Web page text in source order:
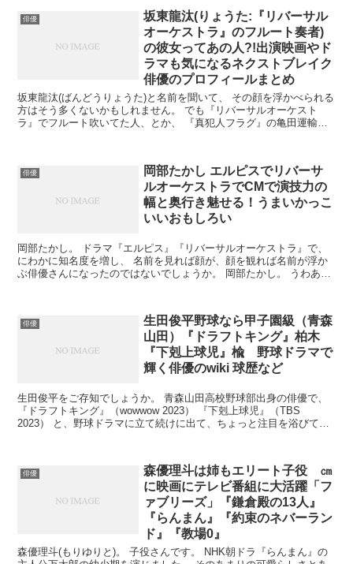
俳優
坂東龍汰(りょうた:『リバーサル
オーケストラ』のフルート奏者)
の彼女ってあの人?!出演映画やド
ラマも気になるネクストブレイク
俳優のプロフィールまとめ
坂東龍汰(ばんどうりょうた)と名前を聞いて、 その顔を浮かべられる
方はそう多くないかもしれません。 でも『リバーサルオーケスト
ラ』でフルート吹いてた人、とか、 『真犯人フラグ』の亀田運輸の
俳優
岡部たかし エルピスでリバーサ
ルオーケストラでCMで演技力の
幅と奥行き魅せる！うまいかっこ
いいおもしろい
岡部たかし。 ドラマ『エルピス』『リバーサルオーケストラ』で、
にわかに知名度を増し、 名前を見れば顔が、顔を観れば名前が浮か
ぶ俳優さんになったのではないでしょうか。 岡部たかし。 うわあ、
俳優
生田俊平野球なら甲子園級（青森
山田）『ドラフトキング』柏木
『下剋上球児』楡 野球ドラマで
輝く俳優のwiki 球歴など
生田俊平をご存知でしょうか。 青森山田高校野球部出身の俳優で、
『ドラフトキング』（wowwow 2023） 『下剋上球児』（TBS
2023） と、野球ドラマに立て続けに出て、ちょっと注目を浴びてい
俳優
森優理斗は姉もエリート子役 ㎝
に映画にテレビ番組に大活躍「フ
ァブリーズ」『鎌倉殿の13人』
『らんまん』『約束のネバーラン
ド』『教場0』
森優理斗(もりゆりと)。 子役さんです。 NHK朝ドラ『らんまん』の